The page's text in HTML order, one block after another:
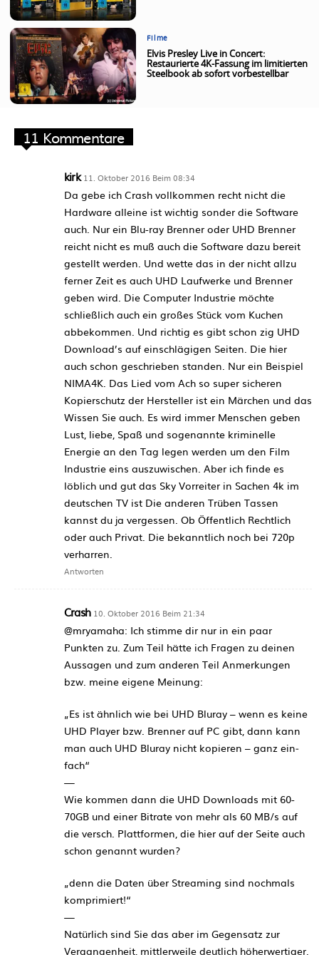
Filme
Elvis Presley Live in Concert:
Restaurierte 4K-Fassung im limitierten
Steelbook ab sofort vorbestellbar
11 Kommentare
kirk 11. Oktober 2016 Beim 08:34
Da gebe ich Crash vollkommen recht nicht die
Hardware alleine ist wichtig sonder die Software
auch. Nur ein Blu-ray Brenner oder UHD Brenner
reicht nicht es muß auch die Software dazu bereit
gestellt werden. Und wette das in der nicht allzu
ferner Zeit es auch UHD Laufwerke und Brenner
geben wird. Die Computer Industrie möchte
schließlich auch ein großes Stück vom Kuchen
abbekommen. Und richtig es gibt schon zig UHD
Download’s auf einschlägigen Seiten. Die hier
auch schon geschrieben standen. Nur ein Beispiel
NIMA4K. Das Lied vom Ach so super sicheren
Kopierschutz der Hersteller ist ein Märchen und das
Wissen Sie auch. Es wird immer Menschen geben
Lust, liebe, Spaß und sogenannte kriminelle
Energie an den Tag legen werden um den Film
Industrie eins auszuwischen. Aber ich finde es
löblich und gut das Sky Vorreiter in Sachen 4k im
deutschen TV ist Die anderen Trüben Tassen
kannst du ja vergessen. Ob Öffentlich Rechtlich
oder auch Privat. Die bekanntlich noch bei 720p
verharren.
Antworten
Crash 10. Oktober 2016 Beim 21:34
@mryamaha: Ich stimme dir nur in ein paar
Punkten zu. Zum Teil hätte ich Fragen zu deinen
Aussagen und zum anderen Teil Anmerkungen
bzw. meine eigene Meinung:
„Es ist ähn­lich wie bei UHD Blu­ray – wenn es keine
UHD Player bzw. Bren­ner auf PC gibt, dann kann
man auch UHD Blu­ray nicht kopie­ren – ganz ein­
fach“
—
Wie kommen dann die UHD Downloads mit 60-
70GB und einer Bitrate von mehr als 60 MB/s auf
die versch. Plattformen, die hier auf der Seite auch
schon genannt wurden?
„denn die Daten über Strea­m­ing sind noch­mals
kom­pri­miert!“
—
Natürlich sind Sie das aber im Gegensatz zur
Vergangenheit, mittlerweile deutlich höherwertiger.